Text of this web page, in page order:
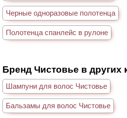
Черные одноразовые полотенца
Полотенца спанлейс в рулоне
Бренд Чистовье в других
Шампуни для волос Чистовье
Бальзамы для волос Чистовье